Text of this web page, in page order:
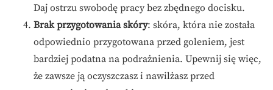
Daj ostrzu swobodę pracy bez zbędnego docisku.
Brak przygotowania skóry: skóra, która nie została
odpowiednio przygotowana przed goleniem, jest
bardziej podatna na podrażnienia. Upewnij się więc,
że zawsze ją oczyszczasz i nawilżasz przed